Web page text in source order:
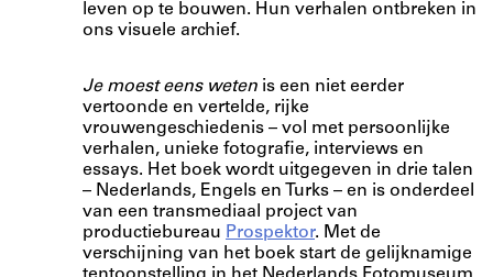
leven op te bouwen. Hun verhalen ontbreken in
ons visuele archief.
Je moest eens weten is een niet eerder
vertoonde en vertelde, rijke
vrouwengeschiedenis – vol met persoonlijke
verhalen, unieke fotografie, interviews en
essays. Het boek wordt uitgegeven in drie talen
– Nederlands, Engels en Turks – en is onderdeel
van een transmediaal project van
productiebureau Prospektor. Met de
verschijning van het boek start de gelijknamige